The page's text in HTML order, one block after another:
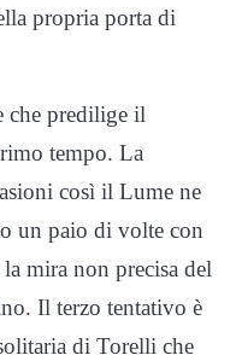
propria porta di
che predilige il
tempo. La
così il Lume ne
un paio di volte con
mira non precisa del
Il terzo tentativo è
di Torelli che